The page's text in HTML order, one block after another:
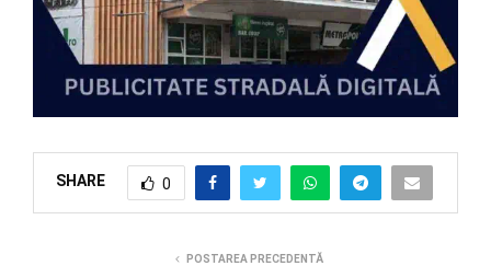
SHARE 0
POSTAREA PRECEDENTĂ